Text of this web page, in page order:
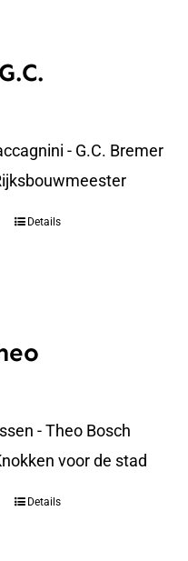
- G.C. Bremer
Details
- Theo Bosch
voor de stad
Details